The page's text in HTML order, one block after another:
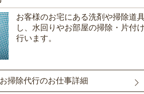
お客様のお宅にある洗剤や掃除道
し、水回りやお部屋の掃除・片付
行います。
お掃除代行のお仕事詳細